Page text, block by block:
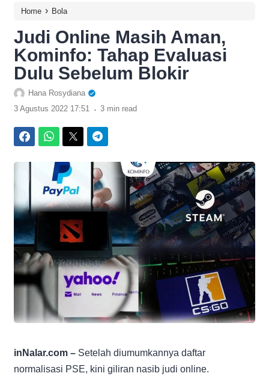
Home › Bola
Judi Online Masih Aman,
Kominfo: Tahap Evaluasi
Dulu Sebelum Blokir
Hana Rosydiana
3 Agustus 2022 17:51 . 3 min read
inNalar.com – Setelah diumumkannya daftar
normalisasi PSE, kini giliran nasib judi online.